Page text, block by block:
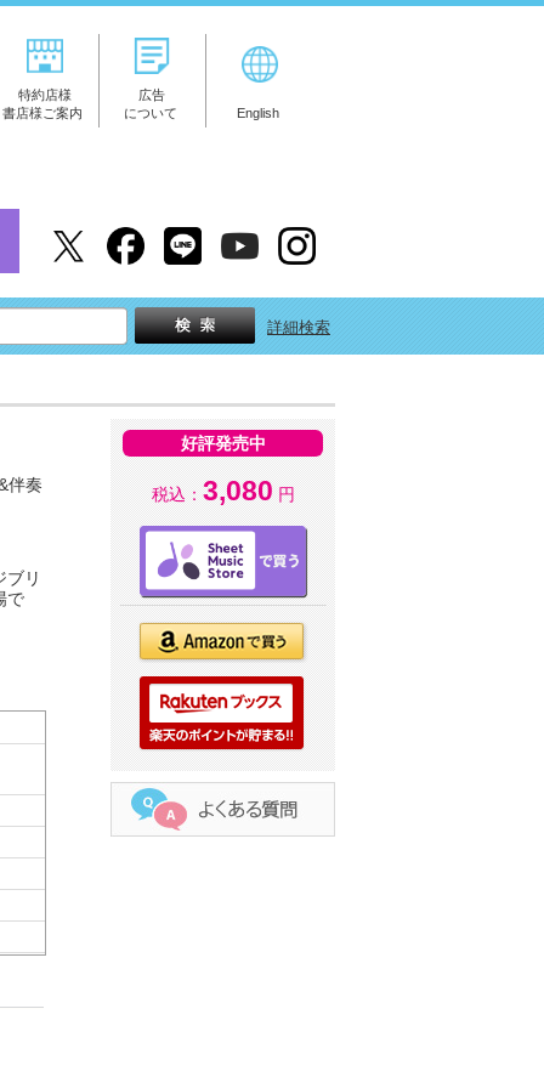
特約店様
書店様ご案内
広告
について
English
詳細検索
伴奏
ブリ
で
好評発売中
税込： 3,080 円